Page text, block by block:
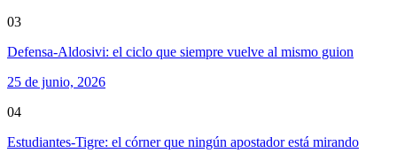
03
Defensa-Aldosivi: el ciclo que siempre vuelve al mismo guion
25 de junio, 2026
04
Estudiantes-Tigre: el córner que ningún apostador está mirando